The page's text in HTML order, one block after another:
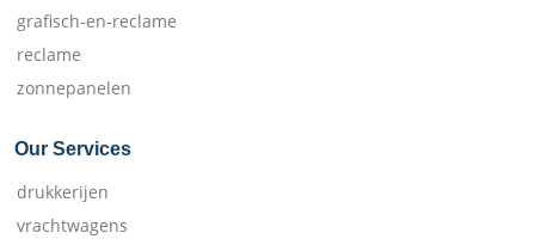
grafisch-en-reclame
reclame
zonnepanelen
Our Services
drukkerijen
vrachtwagens